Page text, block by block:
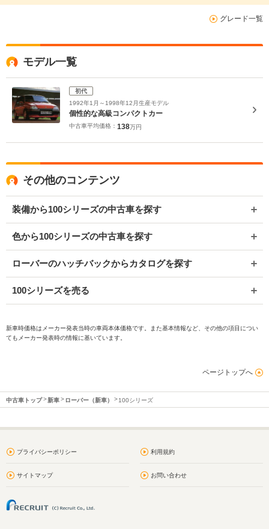
グレード一覧
モデル一覧
初代
1992年1月～1998年12月生産モデル
個性的な高級コンパクトカー
中古車平均価格： 138万円
その他のコンテンツ
装備から100シリーズの中古車を探す
色から100シリーズの中古車を探す
ローバーのハッチバックからカタログを探す
100シリーズを売る
新車時価格はメーカー発表当時の車両本体価格です。また基本情報など、その他の項目につい
てもメーカー発表時の情報に基いています。
ページトップへ
中古車トップ 新車 ローバー（新車） 100シリーズ
プライバシーポリシー 利用規約
サイトマップ お問い合わせ